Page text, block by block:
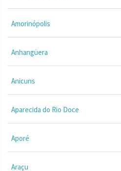
Amorinópolis
Anhangüera
Anicuns
Aparecida do Rio Doce
Aporé
Araçu